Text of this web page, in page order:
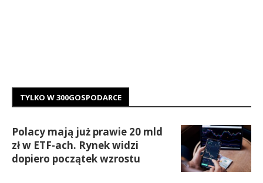
TYLKO W 300GOSPODARCE
Polacy mają już prawie 20 mld
zł w ETF-ach. Rynek widzi
dopiero początek wzrostu